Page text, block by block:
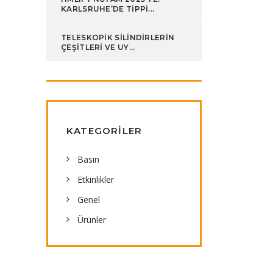
KARLSRUHE’DE TIPPI...
TELESKOPIK SILINDIRLERIN
ÇEŞITLERI VE UY...
KATEGORILER
Basın
Etkinlikler
Genel
Ürünler